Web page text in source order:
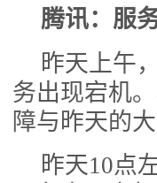
腾讯：服
昨天上午
务出现宕机
障与昨天的
昨天10点